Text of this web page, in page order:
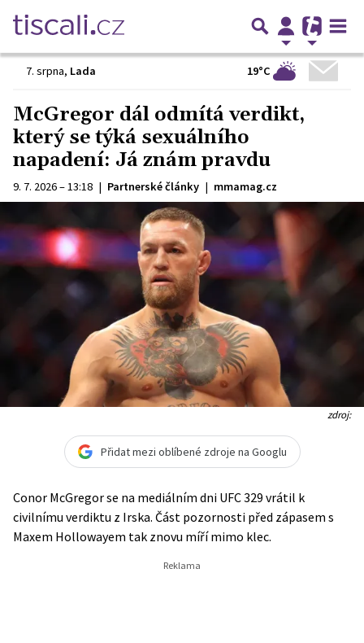
7. srpna, Lada 19°C
McGregor dál odmítá verdikt,
který se týká sexuálního
napadení: Já znám pravdu
9. 7. 2026 – 13:18 | Partnerské články | mmamag.cz
zdroj:
Přidat mezi oblíbené zdroje na Googlu
Conor McGregor se na mediálním dni UFC 329 vrátil k
civilnímu verdiktu z Irska. Část pozornosti před zápasem s
Maxem Hollowayem tak znovu míří mimo klec.